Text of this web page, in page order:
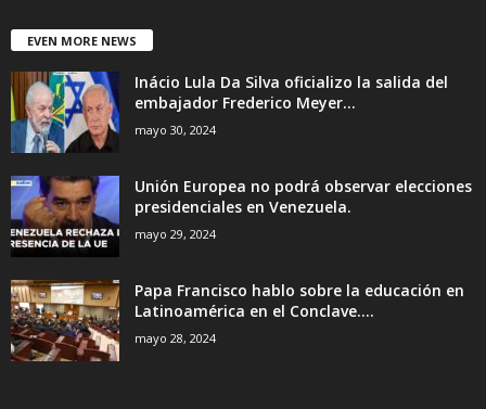
EVEN MORE NEWS
Inácio Lula Da Silva oficializo la salida del
embajador Frederico Meyer...
mayo 30, 2024
Unión Europea no podrá observar elecciones
presidenciales en Venezuela.
mayo 29, 2024
Papa Francisco hablo sobre la educación en
Latinoamérica en el Conclave....
mayo 28, 2024